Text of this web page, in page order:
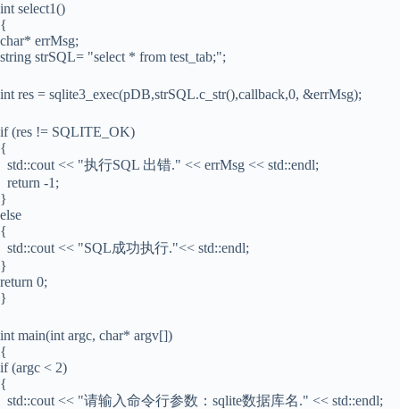
int select1()
{
char* errMsg;
string strSQL= "select * from test_tab;";
int res = sqlite3_exec(pDB,strSQL.c_str(),callback,0, &errMsg);
if (res != SQLITE_OK)
{
std::cout << "执行SQL 出错." << errMsg << std::endl;
return -1;
}
else
{
std::cout << "SQL成功执行."<< std::endl;
}
return 0;
}
int main(int argc, char* argv[])
{
if (argc < 2)
{
std::cout << "请输入命令行参数：sqlite数据库名." << std::endl;